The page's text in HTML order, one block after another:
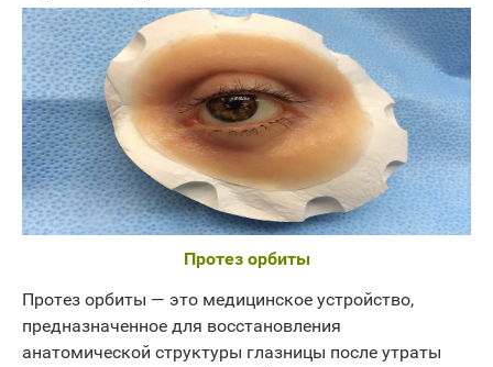
Протез орбиты
Протез орбиты — это медицинское устройство,
предназначенное для восстановления
анатомической структуры глазницы после утраты